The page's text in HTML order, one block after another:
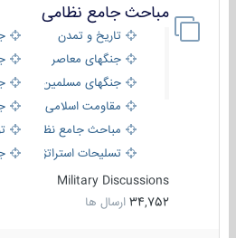
مباحث جامع نظامی
تاریخ و تمدن
جنگهای معاصر
جنگهای مسلمین
مقاومت اسلامی
مباحث جامع نظامی
تسلیحات استراتژیک
Military Discussions
34,752 ارسال ها